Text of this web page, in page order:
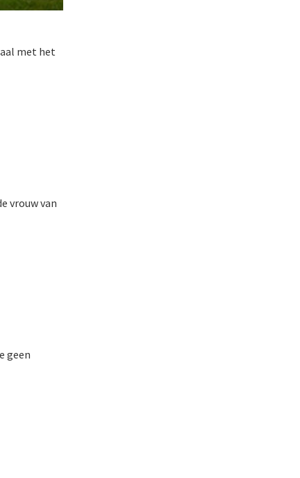
met het
vrouw van
geen